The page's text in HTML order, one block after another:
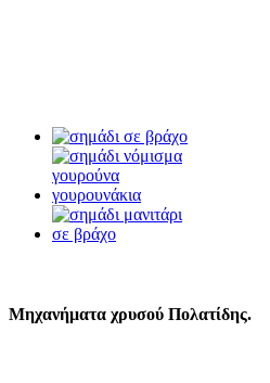
Μηχανήματα χρυσού Πολατίδης.